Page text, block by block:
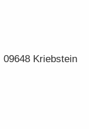
Krieb­stein